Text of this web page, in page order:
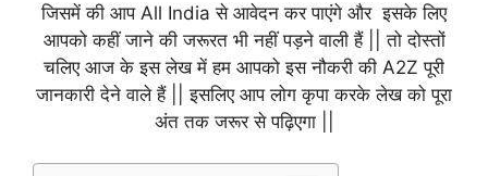
जिसमें की आप All India से आवेदन कर पाएंगे और इसके लिए
आपको कहीं जाने की जरूरत भी नहीं पड़ने वाली हैं || तो दोस्तों
चलिए आज के इस लेख में हम आपको इस नौकरी की A2Z पूरी
जानकारी देने वाले हैं || इसलिए आप लोग कृपा करके लेख को पूरा
अंत तक जरूर से पढ़िएगा ||